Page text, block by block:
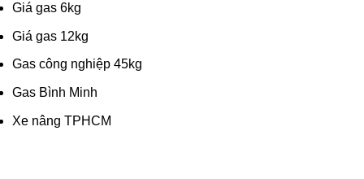
Giá gas 6kg
Giá gas 12kg
Gas công nghiệp 45kg
Gas Bình Minh
Xe nâng TPHCM